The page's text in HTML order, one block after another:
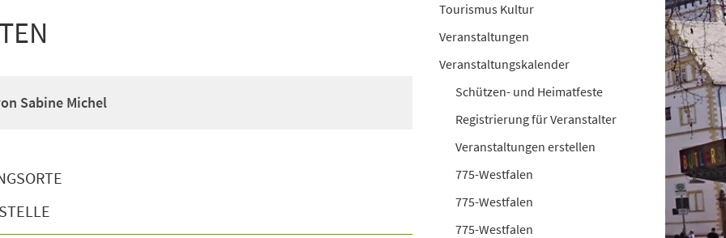
Sabine Michel
Tourismus Kultur
Veranstaltungen
Veranstaltungskalender
Schützen- und Heimatfeste
Registrierung für Veranstalter
Veranstaltungen erstellen
775-Westfalen
775-Westfalen
775-Westfalen